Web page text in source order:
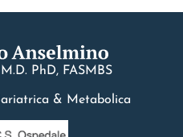
PhD, FASMBS
& Metabolica